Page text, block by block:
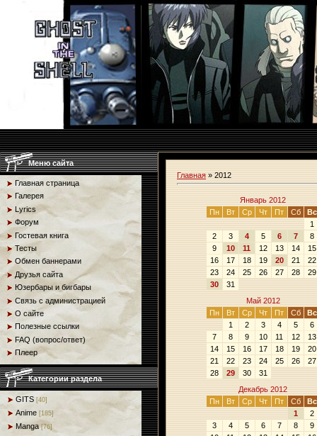
Меню сайта
Главная страница
Галерея
Lyrics
Форум
Гостевая книга
Тесты
Обмен баннерами
Друзья сайта
Юзербары и бигбары
Связь с администрацией
О сайте
Полезные ссылки
FAQ (вопрос/ответ)
Плеер
Категории раздела
GITS [40]
Anime [185]
Manga [76]
Главная » 2012
Январь 2012
Пн
Вт Ср Чт Пт Сб
Вс
1
2
3 4 5 6 7
8
9
10 11 12 13 14
15
16
17 18 19 20 21
22
23
24 25 26 27 28
29
30
31
Май 2012
Пн
Вт Ср Чт Пт Сб
Вс
1
2 3 4 5
6
7
8 9 10 11 12
13
14
15 16 17 18 19
20
21
22 23 24 25 26
27
28
29 30
31
Декабрь 2012
Пн
Вт Ср Чт Пт Сб
Вс
1
2
3
4 5 6 7 8
9